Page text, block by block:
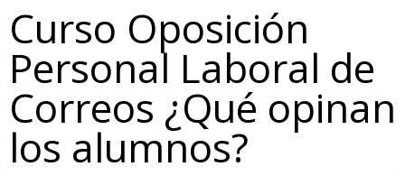
Curso Oposición
Personal Laboral de
Correos ¿Qué opinan
los alumnos?